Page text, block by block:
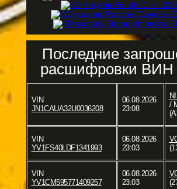
Последние
расшифровки ВИН
VIN
JN1CAUA32U0036208
06.08.2026
23:08
/
VIN
YV1FS40LDF1341993
06.08.2026
23:03
VIN
YV1CM595771409257
06.08.2026
23:03